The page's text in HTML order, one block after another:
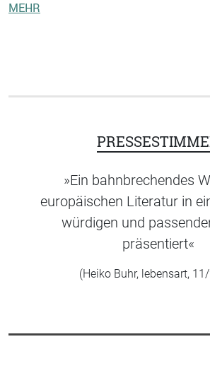
MEHR
»Ein bahnbrechendes
europäischen Literatur in
würdigen und
präsentiert«
(Heiko Buhr, lebensart,